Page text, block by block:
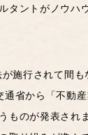
タントがノウハ
施行されて間
通省から「不動
ものが発表され